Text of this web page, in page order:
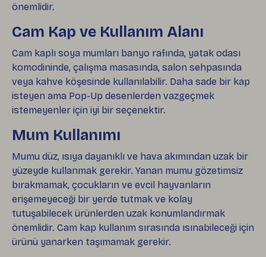
önemlidir.
Cam Kap ve Kullanım Alanı
Cam kaplı soya mumları banyo rafında, yatak odası
komodininde, çalışma masasında, salon sehpasında
veya kahve köşesinde kullanılabilir. Daha sade bir kap
isteyen ama Pop-Up desenlerden vazgeçmek
istemeyenler için iyi bir seçenektir.
Mum Kullanımı
Mumu düz, ısıya dayanıklı ve hava akımından uzak bir
yüzeyde kullanmak gerekir. Yanan mumu gözetimsiz
bırakmamak, çocukların ve evcil hayvanların
erişemeyeceği bir yerde tutmak ve kolay
tutuşabilecek ürünlerden uzak konumlandırmak
önemlidir. Cam kap kullanım sırasında ısınabileceği için
ürünü yanarken taşımamak gerekir.